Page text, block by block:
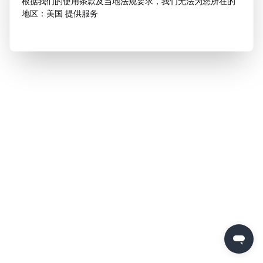
地区：美国 提供服务